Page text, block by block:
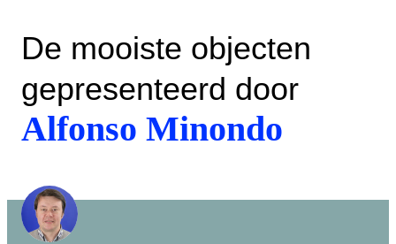
De mooiste objecten
gepresenteerd door
Alfonso Minondo